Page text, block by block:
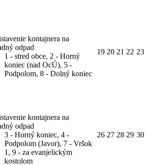
kontajnera na
odpad
1 - stred obce, 2 - Horný
koniec (nad OcÚ), 5 -
Podpolom, 8 - Dolný koniec
19 20 21 22 23
kontajnera na
odpad
3 - Horný koniec, 4 -
Podpolom (Javor), 7 - Vršok
1, 9 - za evanjelickým
kostolom
26 27 28 29 30